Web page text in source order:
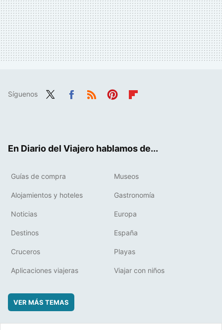
Síguenos
En Diario del Viajero hablamos de...
Guías de compra Museos
Alojamientos y hoteles Gastronomía
Noticias Europa
Destinos España
Cruceros Playas
Aplicaciones viajeras Viajar con niños
VER MÁS TEMAS